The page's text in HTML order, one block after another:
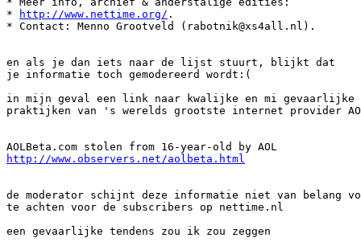
*
http://www.nettime.org/ .
* Contact: Menno Grootveld (rabotnik@xs4all.nl).
en als je dan iets naar de lijst stuurt, blijkt dat
je informatie toch gemodereerd wordt:(
in mijn geval een link naar kwalijke en mi gevaarlijke
praktijken van 's werelds grootste internet provider
http://www.observers.net/aolbeta.html
de moderator schijnt deze informatie niet van belang
te achten voor de subscribers op nettime.nl
een gevaarlijke tendens zou ik zou zeggen